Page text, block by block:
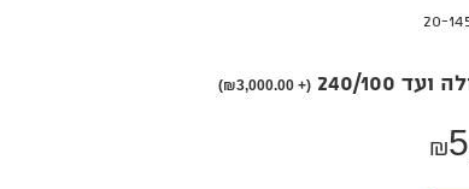
20-
240/100
(+
₪3,000.00)
₪